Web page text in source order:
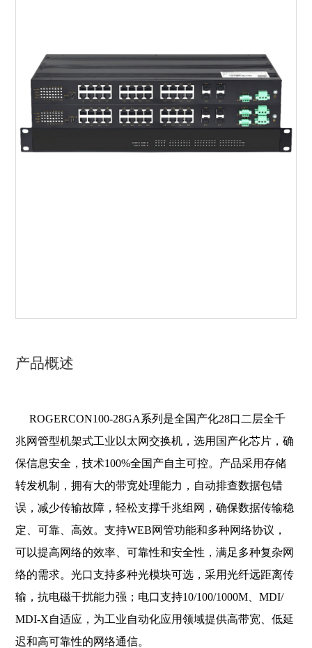
产品概述
ROGERCON100-28GA系列是全国产化28口二层全千
兆网管型机架式工业以太网交换机，选用国产化芯片，确
保信息安全，技术100%全国产自主可控。产品采用存储
转发机制，拥有大的带宽处理能力，自动排查数据包错
误，减少传输故障，轻松支撑千兆组网，确保数据传输稳
定、可靠、高效。支持WEB网管功能和多种网络协议，
可以提高网络的效率、可靠性和安全性，满足多种复杂网
络的需求。光口支持多种光模块可选，采用光纤远距离传
输，抗电磁干扰能力强；电口支持10/100/1000M、MDI/
MDI-X自适应，为工业自动化应用领域提供高带宽、低延
迟和高可靠性的网络通信。